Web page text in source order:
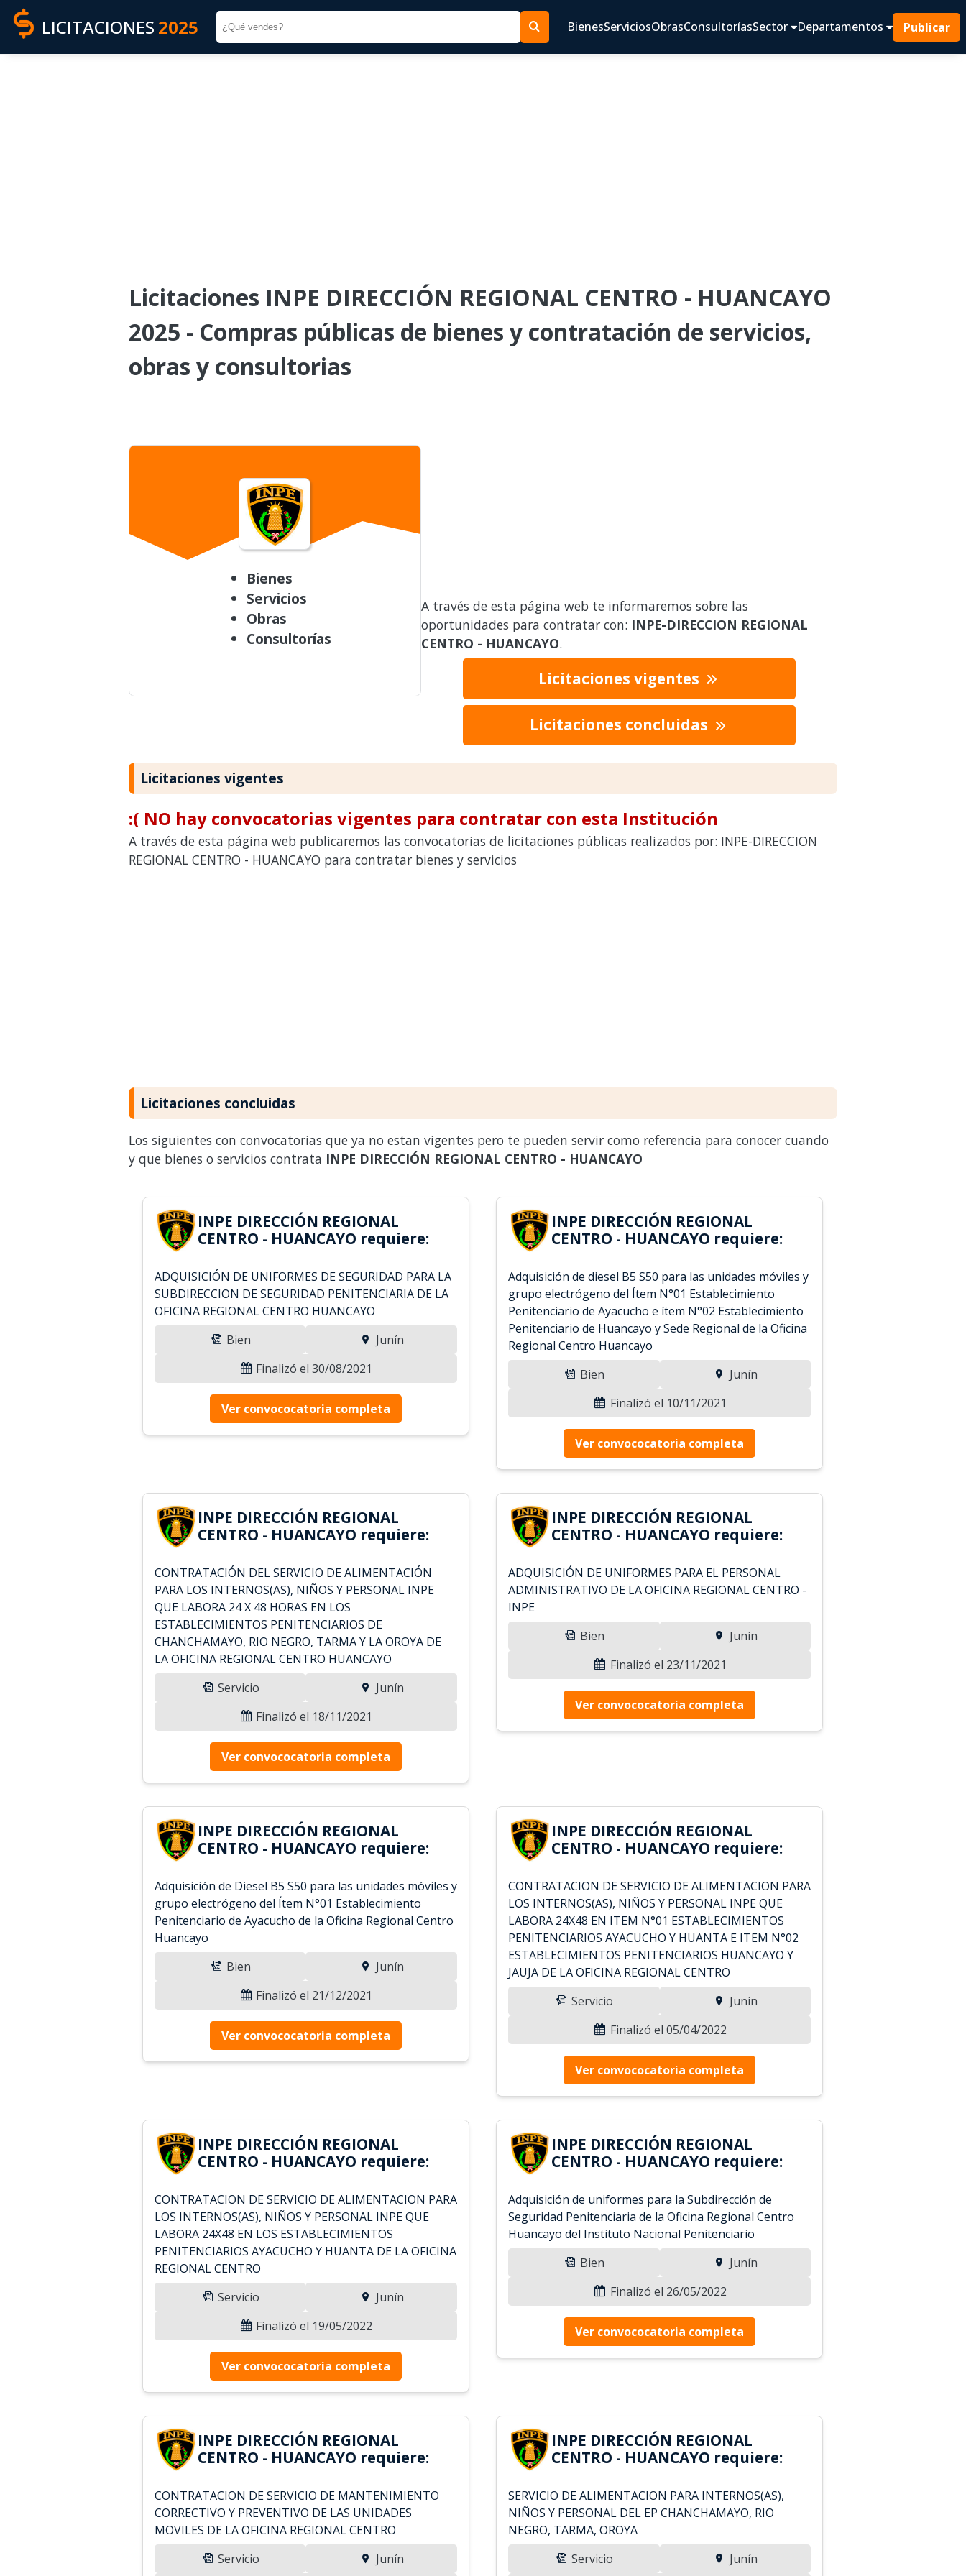
LICITACIONES 2025 BienesServiciosObrasConsultoríasSector Departamentos Publicar
Licitaciones INPE DIRECCIÓN REGIONAL CENTRO - HUANCAYO
2025 - Compras públicas de bienes y contratación de servicios,
obras y consultorias
Bienes
Servicios
Obras
Consultorías
A través de esta página web te informaremos sobre las
oportunidades para contratar con: INPE-DIRECCION REGIONAL
CENTRO - HUANCAYO.
Licitaciones vigentes
Licitaciones concluidas
Licitaciones vigentes
:( NO hay convocatorias vigentes para contratar con esta Institución
A través de esta página web publicaremos las convocatorias de licitaciones públicas realizados por: INPE-DIRECCION
REGIONAL CENTRO - HUANCAYO para contratar bienes y servicios
Licitaciones concluidas
Los siguientes con convocatorias que ya no estan vigentes pero te pueden servir como referencia para conocer cuando
y que bienes o servicios contrata INPE DIRECCIÓN REGIONAL CENTRO - HUANCAYO
INPE DIRECCIÓN REGIONAL
CENTRO - HUANCAYO requiere:
ADQUISICIÓN DE UNIFORMES DE SEGURIDAD PARA LA
SUBDIRECCION DE SEGURIDAD PENITENCIARIA DE LA
OFICINA REGIONAL CENTRO HUANCAYO
Bien
Junín
Finalizó el 30/08/2021
Ver convococatoria completa
INPE DIRECCIÓN REGIONAL
CENTRO - HUANCAYO requiere:
Adquisición de diesel B5 S50 para las unidades móviles y
grupo electrógeno del Ítem N°01 Establecimiento
Penitenciario de Ayacucho e ítem N°02 Establecimiento
Penitenciario de Huancayo y Sede Regional de la Oficina
Regional Centro Huancayo
Bien
Junín
Finalizó el 10/11/2021
Ver convococatoria completa
INPE DIRECCIÓN REGIONAL
CENTRO - HUANCAYO requiere:
CONTRATACIÓN DEL SERVICIO DE ALIMENTACIÓN
PARA LOS INTERNOS(AS), NIÑOS Y PERSONAL INPE
QUE LABORA 24 X 48 HORAS EN LOS
ESTABLECIMIENTOS PENITENCIARIOS DE
CHANCHAMAYO, RIO NEGRO, TARMA Y LA OROYA DE
LA OFICINA REGIONAL CENTRO HUANCAYO
Servicio
Junín
Finalizó el 18/11/2021
Ver convococatoria completa
INPE DIRECCIÓN REGIONAL
CENTRO - HUANCAYO requiere:
ADQUISICIÓN DE UNIFORMES PARA EL PERSONAL
ADMINISTRATIVO DE LA OFICINA REGIONAL CENTRO -
INPE
Bien
Junín
Finalizó el 23/11/2021
Ver convococatoria completa
INPE DIRECCIÓN REGIONAL
CENTRO - HUANCAYO requiere:
Adquisición de Diesel B5 S50 para las unidades móviles y
grupo electrógeno del Ítem N°01 Establecimiento
Penitenciario de Ayacucho de la Oficina Regional Centro
Huancayo
Bien
Junín
Finalizó el 21/12/2021
Ver convococatoria completa
INPE DIRECCIÓN REGIONAL
CENTRO - HUANCAYO requiere:
CONTRATACION DE SERVICIO DE ALIMENTACION PARA
LOS INTERNOS(AS), NIÑOS Y PERSONAL INPE QUE
LABORA 24X48 EN ITEM N°01 ESTABLECIMIENTOS
PENITENCIARIOS AYACUCHO Y HUANTA E ITEM N°02
ESTABLECIMIENTOS PENITENCIARIOS HUANCAYO Y
JAUJA DE LA OFICINA REGIONAL CENTRO
Servicio
Junín
Finalizó el 05/04/2022
Ver convococatoria completa
INPE DIRECCIÓN REGIONAL
CENTRO - HUANCAYO requiere:
CONTRATACION DE SERVICIO DE ALIMENTACION PARA
LOS INTERNOS(AS), NIÑOS Y PERSONAL INPE QUE
LABORA 24X48 EN LOS ESTABLECIMIENTOS
PENITENCIARIOS AYACUCHO Y HUANTA DE LA OFICINA
REGIONAL CENTRO
Servicio
Junín
Finalizó el 19/05/2022
Ver convococatoria completa
INPE DIRECCIÓN REGIONAL
CENTRO - HUANCAYO requiere:
Adquisición de uniformes para la Subdirección de
Seguridad Penitenciaria de la Oficina Regional Centro
Huancayo del Instituto Nacional Penitenciario
Bien
Junín
Finalizó el 26/05/2022
Ver convococatoria completa
INPE DIRECCIÓN REGIONAL
CENTRO - HUANCAYO requiere:
CONTRATACION DE SERVICIO DE MANTENIMIENTO
CORRECTIVO Y PREVENTIVO DE LAS UNIDADES
MOVILES DE LA OFICINA REGIONAL CENTRO
Servicio
Junín
INPE DIRECCIÓN REGIONAL
CENTRO - HUANCAYO requiere:
SERVICIO DE ALIMENTACION PARA INTERNOS(AS),
NIÑOS Y PERSONAL DEL EP CHANCHAMAYO, RIO
NEGRO, TARMA, OROYA
Servicio
Junín